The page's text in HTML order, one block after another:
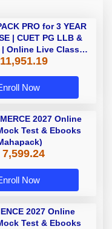
PRO for 3 YEAR
| CUET PG LLB &
| Online Live Classes
Books by Adda 247
Now
2027 Online
Test & Ebooks
7,599.24
Now
2027 Online
Test & Ebooks